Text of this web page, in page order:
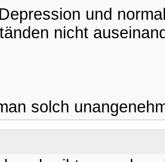
und
nicht
solch